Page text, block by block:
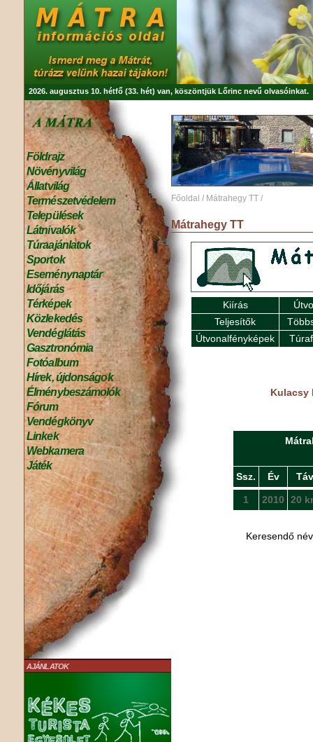
2026. augusztus 10. hétfő (33. hét) van, köszöntjük Lőrinc nevű olvasóinkat.
Földrajz
Növényvilág
Állatvilág
Természetvédelem
Települések
Látnivalók
Túraajánlatok
Sportok
Eseménynaptár
Időjárás
Térképek
Közlekedés
Vendéglátás
Gasztronómia
Fotóalbum
Hírek, újdonságok
Élménybeszámolók
Fórum
Vendégkönyv
Linkek
Webkamera
Játék
AJÁNLATOK
Főoldal / Mátrahegy TT /
Mátrahegy TT
Kiírás
Teljesítők
Útvonalfényképek
Kulacsy
Ssz. Év Táv
1 2010 20
Keresendő